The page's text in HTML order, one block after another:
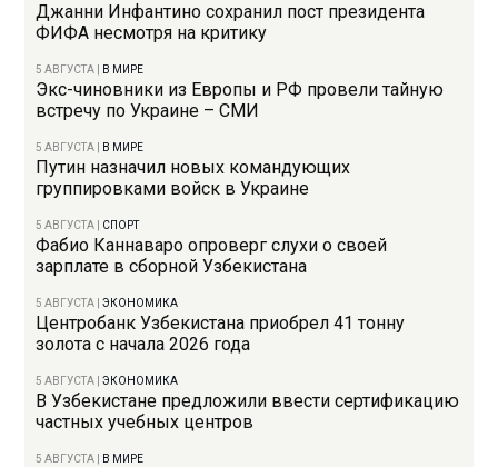
Джанни Инфантино сохранил пост президента
ФИФА несмотря на критику
5 АВГУСТА В МИРЕ
Экс-чиновники из Европы и РФ провели тайную
встречу по Украине – СМИ
5 АВГУСТА В МИРЕ
Путин назначил новых командующих
группировками войск в Украине
5 АВГУСТА СПОРТ
Фабио Каннаваро опроверг слухи о своей
зарплате в сборной Узбекистана
5 АВГУСТА |ЭКОНОМИКА
Центробанк Узбекистана приобрел 41 тонну
золота с начала 2026 года
5 АВГУСТА |ЭКОНОМИКА
В Узбекистане предложили ввести сертификацию
частных учебных центров
5 АВГУСТА В МИРЕ